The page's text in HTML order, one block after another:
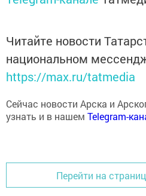
Читайте новости
национальном
https://max.ru/tatmedia
узнать и в нашемTelegram-
Перейти на